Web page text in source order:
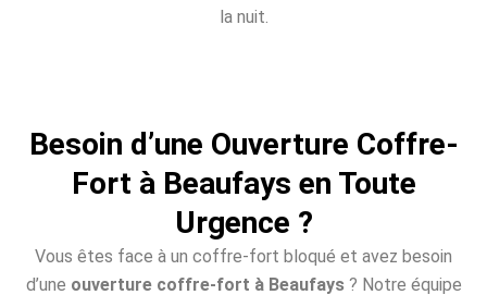
la nuit.
Besoin d’une Ouverture Coffre-
Fort à Beaufays en Toute
Urgence ?
Vous êtes face à un coffre-fort bloqué et avez besoin
d’une ouverture coffre-fort à Beaufays? Notre équipe